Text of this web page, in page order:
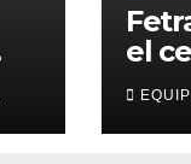
el
de
los